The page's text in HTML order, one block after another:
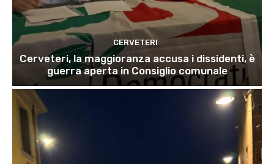
CERVETERI
Cerveteri, la maggioranza accusa i dissidenti, è
guerra aperta in Consiglio comunale